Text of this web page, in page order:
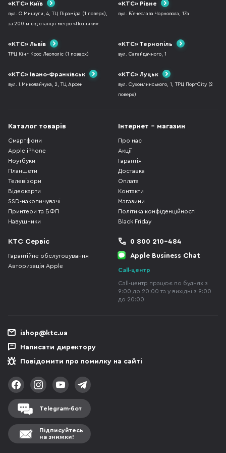
«КТС» Київ
вул. О.Мишуги, 4, ТЦ Піраміда (1 поверх),
за 200 м від станції метро «Позняки».
«КТС» Рівне
вул. В`ячеслава Чорновола, 17а
«КТС» Львів
ТРЦ Кінг Крос Леополіс (1 поверх)
«КТС» Тернопіль
вул. Сагайдачного, 1
«КТС» Івано-Франківськ
вул. І.Миколайчука, 2, ТЦ Арсен
«КТС» Луцьк
вул. Сухомлинського, 1, ТРЦ ПортCity (2
поверх)
Каталог товарів
Смартфони
Apple iPhone
Ноутбуки
Планшети
Телевізори
Відеокарти
SSD-накопичувачі
Принтери та БФП
Навушники
Інтернет - магазин
Про нас
Акції
Гарантія
Доставка
Оплата
Контакти
Магазини
Політика конфіденційності
Black Friday
КТС Сервіс
Гарантійне обслуговування
Авторизація Apple
0 800 210-484
Apple Business Chat
Call-центр
Call-центр працює по буднях з
9:00 до 20:00 та у вихідні з 9:00
до 20:00
ishop@ktc.ua
Написати директору
Повідомити про помилку на сайті
Telegram-бот
Підписуйтесь
на знижки!